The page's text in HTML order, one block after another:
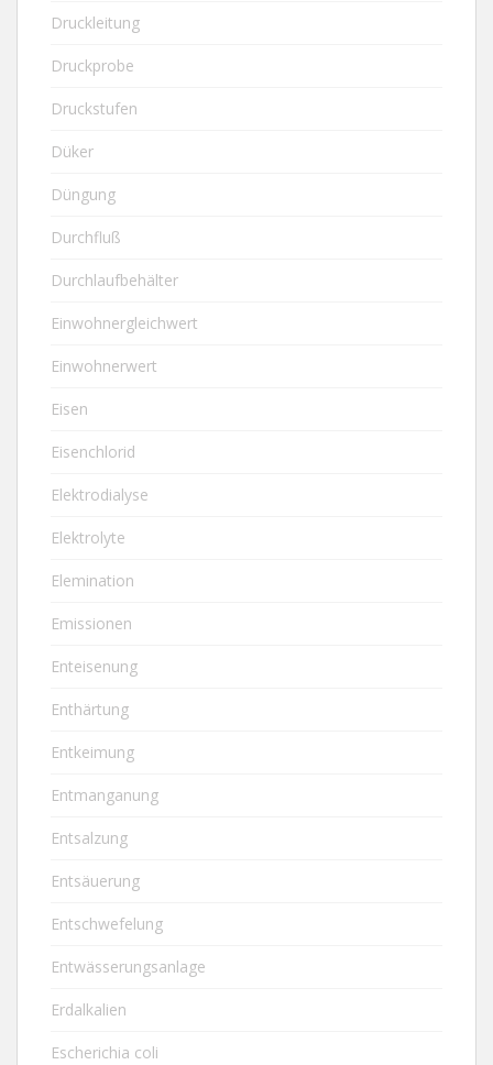
Druckleitung
Druckprobe
Druckstufen
Düker
Düngung
Durchfluß
Durchlaufbehälter
Einwohnergleichwert
Einwohnerwert
Eisen
Eisenchlorid
Elektrodialyse
Elektrolyte
Elemination
Emissionen
Enteisenung
Enthärtung
Entkeimung
Entmanganung
Entsalzung
Entsäuerung
Entschwefelung
Entwässerungsanlage
Erdalkalien
Escherichia coli